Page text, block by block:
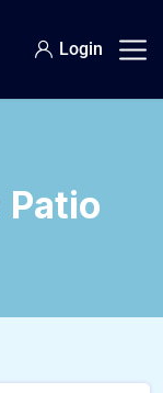
Login
Patio